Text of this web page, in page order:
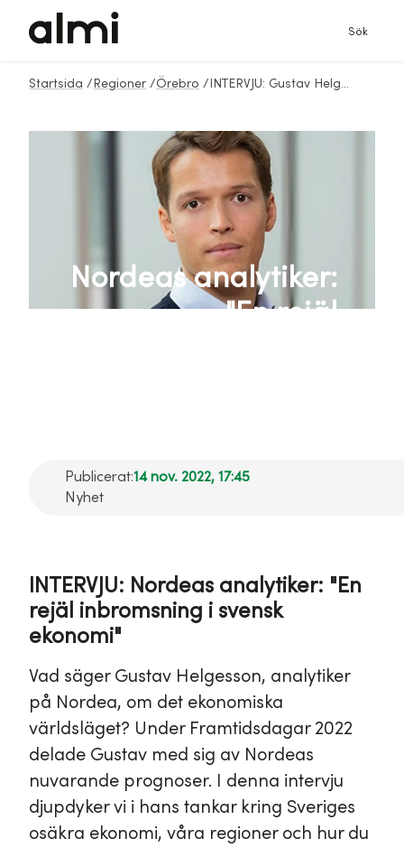
Sök
Startsida / Regioner /Örebro / INTERVJU: Gustav Helgesson - analytiker Nordea
Nordeas analytiker:
"En rejäl
Publicerat:14 nov. 2022, 17:45
Nyhet
INTERVJU: Nordeas analytiker: "En
rejäl inbromsning i svensk
ekonomi"
Vad säger Gustav Helgesson, analytiker
på Nordea, om det ekonomiska
världsläget? Under Framtidsdagar 2022
delade Gustav med sig av Nordeas
nuvarande prognoser. I denna intervju
djupdyker vi i hans tankar kring Sveriges
osäkra ekonomi, våra regioner och hur du